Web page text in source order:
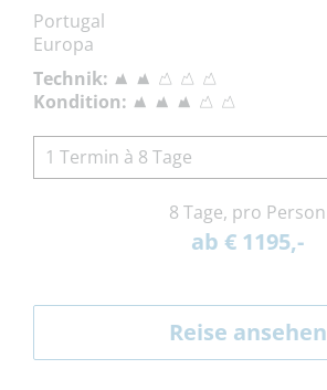
Portugal
Europa
Technik:
Kondition:
1 Termin à 8 Tage
8 Tage, pro Person
ab € 1195,-
Reise ansehen